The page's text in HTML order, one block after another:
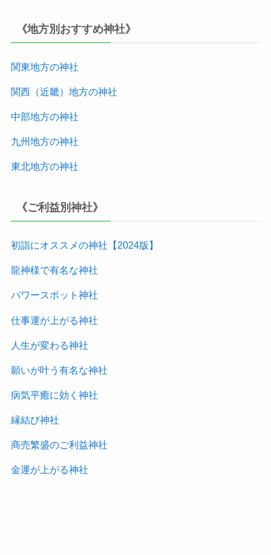
《地方別おすすめ神社》
関東地方の神社
関西（近畿）地方の神社
中部地方の神社
九州地方の神社
東北地方の神社
《ご利益別神社》
初詣にオススメの神社【2024版 】
龍神様で有名な神社
パワースポット神社
仕事運が上がる神社
人生が変わる神社
願いが叶う有名な神社
病気平癒に効く神社
縁結び神社
商売繁盛のご利益神社
金運が上がる神社